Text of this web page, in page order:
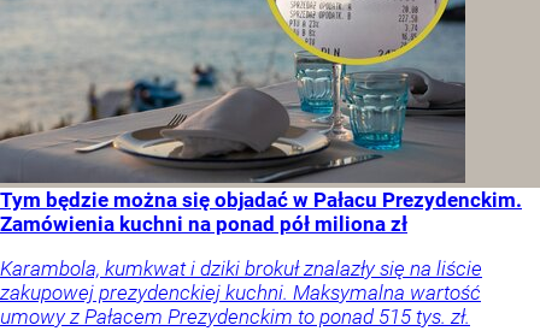
Tym będzie można się objadać w Pałacu Prezydenckim.
Zamówienia kuchni na ponad pół miliona zł
Karambola, kumkwat i dziki brokuł znalazły się na liście
zakupowej prezydenckiej kuchni. Maksymalna wartość
umowy z Pałacem Prezydenckim to ponad 515 tys. zł.